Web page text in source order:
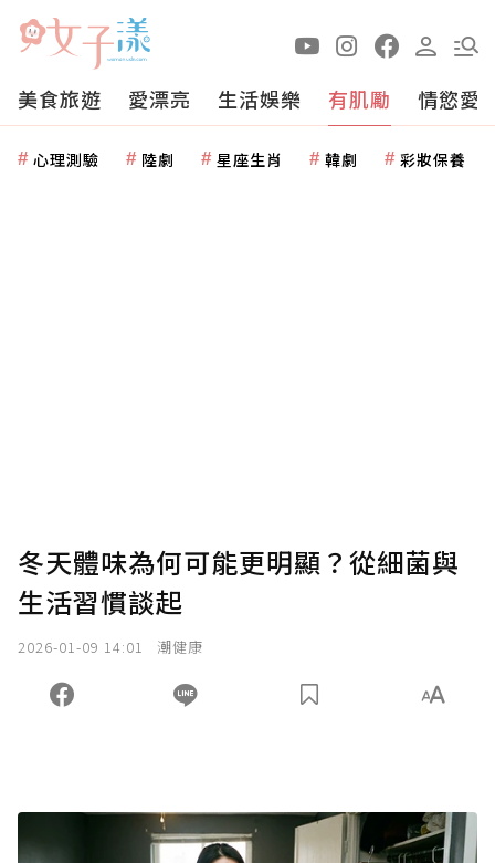
美食旅遊 愛漂亮 生活娛樂 有肌勵 情慾愛
心理測驗 陸劇 星座生肖 韓劇 彩妝保養
冬天體味為何可能更明顯？從細菌與
生活習慣談起
2026-01-09 14:01 潮健康